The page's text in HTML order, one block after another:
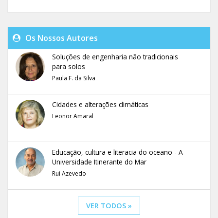
Os Nossos Autores
Soluções de engenharia não tradicionais
para solos
Paula F. da Silva
Cidades e alterações climáticas
Leonor Amaral
Educação, cultura e literacia do oceano - A
Universidade Itinerante do Mar
Rui Azevedo
VER TODOS »